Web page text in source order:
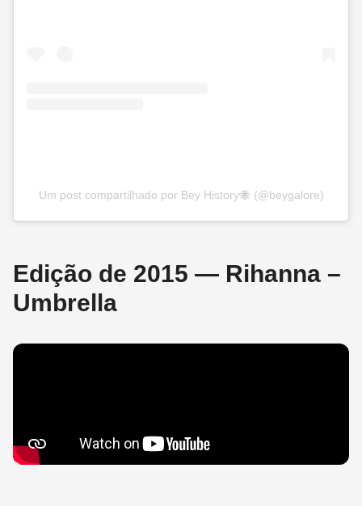
Um post compartilhado por Bey History🐝 (@beygalore)
Edição de 2015 — Rihanna –
Umbrella